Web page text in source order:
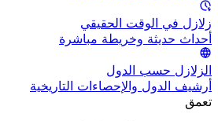
زلازل في الوقت الحقيقي
أحداث حديثة وخريطة مباشرة
الزلازل حسب الدول
أرشيف الدول والإحصاءات التاريخية
تعمق